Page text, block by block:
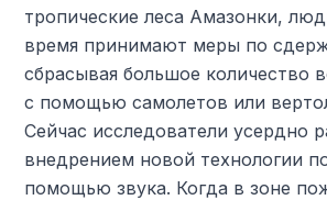
тропические леса Амазонки,
время принимают меры по
сбрасывая большое количество
с помощью самолетов или
Сейчас исследователи усердно
внедрением новой технологии
помощью звука. Когда в зоне